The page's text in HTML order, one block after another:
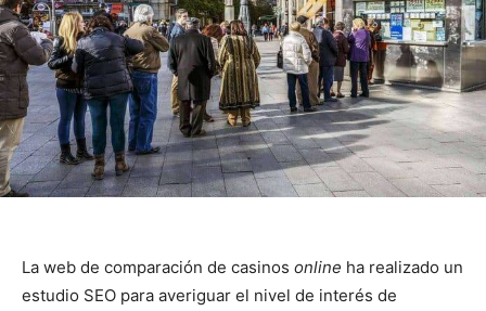
La web de comparación de casinos online ha realizado un
estudio SEO para averiguar el nivel de interés de